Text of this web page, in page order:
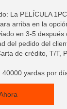
La PELÍCULA
arriba en la
en 3-5 después
del pedido del
de crédito, T/T,
yardas por